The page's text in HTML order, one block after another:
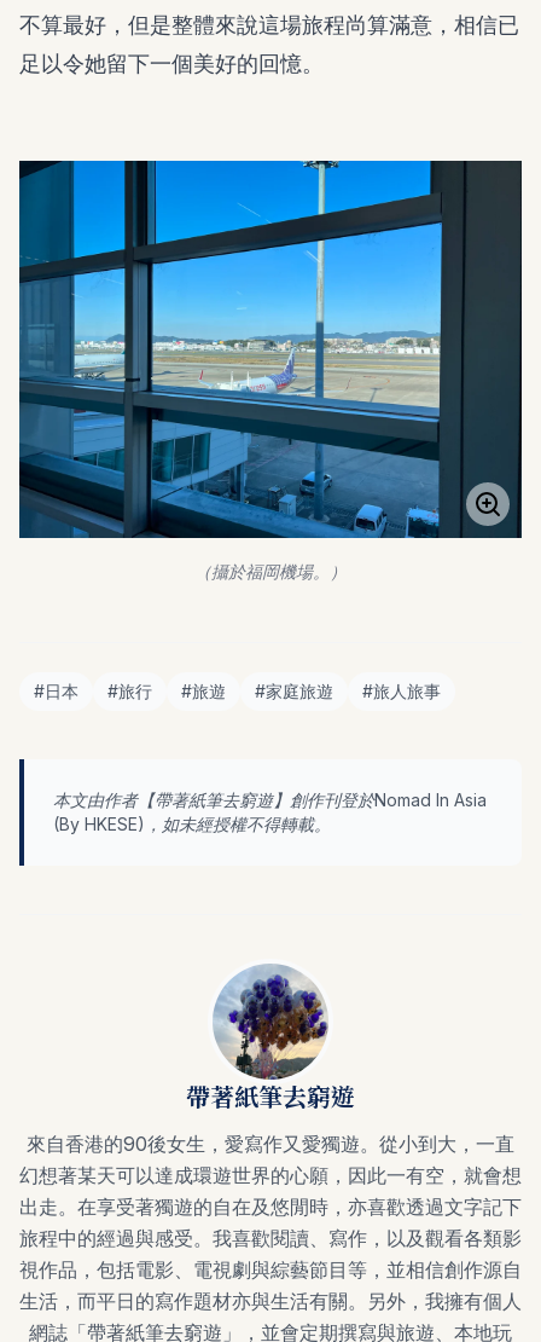
不算最好，但是整體來說這場旅程尚算滿意，相信已
足以令她留下一個美好的回憶。
（攝於福岡機場。）
#日本 #旅行 #旅遊 #家庭旅遊 #旅人旅事
本文由作者【帶著紙筆去窮遊】創作刊登於Nomad In Asia
(By HKESE)，如未經授權不得轉載。
帶著紙筆去窮遊
來自香港的90後女生，愛寫作又愛獨遊。從小到大，一直
幻想著某天可以達成環遊世界的心願，因此一有空，就會想
出走。在享受著獨遊的自在及悠閒時，亦喜歡透過文字記下
旅程中的經過與感受。我喜歡閱讀、寫作，以及觀看各類影
視作品，包括電影、電視劇與綜藝節目等，並相信創作源自
生活，而平日的寫作題材亦與生活有關。另外，我擁有個人
網誌「帶著紙筆去窮遊」，並會定期撰寫與旅遊、本地玩